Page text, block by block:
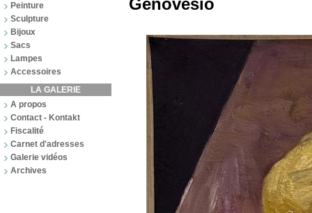
Peinture
Sculpture
Bijoux
Sacs
Lampes
Accessoires
LA GALERIE
A propos
Contact - Kontakt
Fiscalité
Carnet d'adresses
Galerie vidéos
Archives
Genovesio